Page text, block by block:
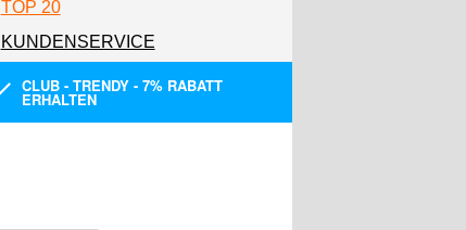
TOP 20
KUNDENSERVICE
CLUB - TRENDY - 7% RABATT
ERHALTEN